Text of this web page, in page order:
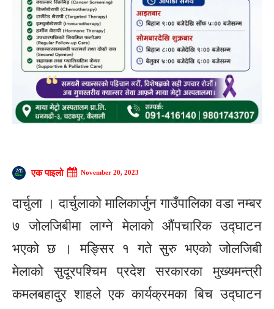
एक पाइलो November 20, 2023
दार्चुला । दार्चुलाको मालिकार्जुन गाउँपालिका वडा नम्बर
७ जोलजिबीमा लाग्ने मेलाको औंपचारिक उद्घाटन
भएको छ । मङ्सिर १ गते सुरु भएको जोलजिबी
मेलाको सुदूरपश्चिम प्रदेश सरकारका मुख्यमन्त्री
कमलबहादुर शाहले एक कार्यक्रमका बिच उद्घाटन